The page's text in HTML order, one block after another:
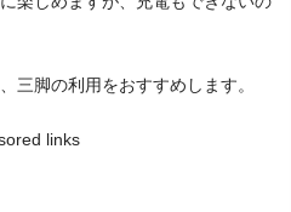
三脚の利用をおすすめします。
links